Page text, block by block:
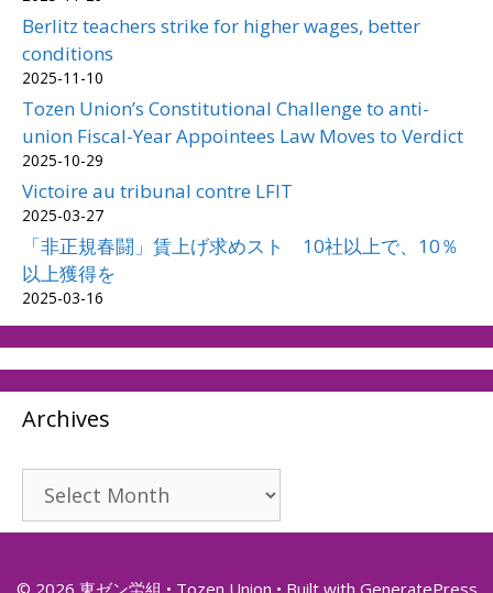
Berlitz teachers strike for higher wages, better
conditions
2025-11-10
Tozen Union’s Constitutional Challenge to anti-
union Fiscal-Year Appointees Law Moves to Verdict
2025-10-29
Victoire au tribunal contre LFIT
2025-03-27
「非正規春闘」賃上げ求めスト 10社以上で、10％
以上獲得を
2025-03-16
Archives
Archives
© 2026 東ゼン労組 • Tozen Union • Built with GeneratePress